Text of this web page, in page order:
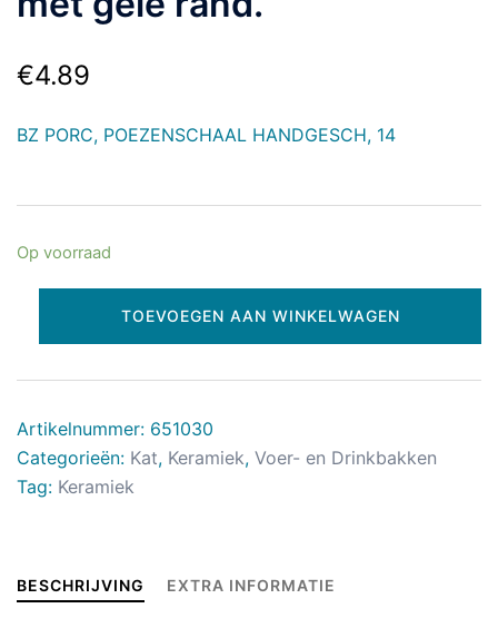
€4.89
BZ PORC, POEZENSCHAAL HANDGESCH, 14
Op voorraad
TOEVOEGEN AAN WINKELWAGEN
Artikelnummer: 651030
Categorieën: Kat, Keramiek, Voer- en Drinkbakken
Tag: Keramiek
BESCHRIJVING EXTRA INFORMATIE